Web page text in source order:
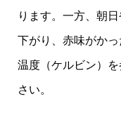
ります。一方、朝
下がり、赤味がか
温度（ケルビン）
さい。